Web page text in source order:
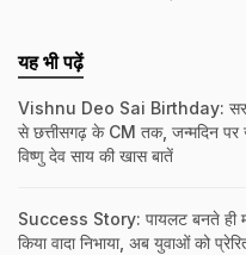
यह भी पढ़ें
Vishnu Deo Sai Birthday:
से छत्तीसगढ़ के CM तक, जन्मदिन पर
विष्णु देव साय की खास बातें
Success Story: पायलट बनते ही
किया वादा निभाया, अब युवाओं को